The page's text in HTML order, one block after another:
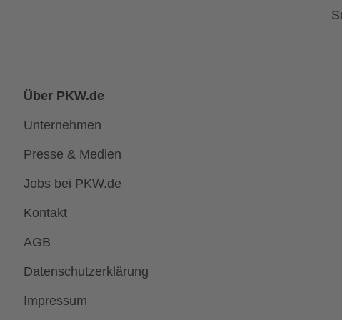
Über PKW.de
Unternehmen
Presse & Medien
Jobs bei PKW.de
Kontakt
AGB
Datenschutzerklärung
Impressum